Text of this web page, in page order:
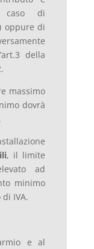
caso di
oppure di
della
massimo
dovrà
, il limite
ad
minimo
IVA.
e al